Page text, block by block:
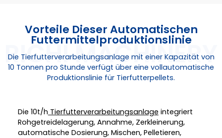
Vorteile Dieser Automatischen
Futtermittelproduktionslinie
Die Tierfutterverarbeitungsanlage mit einer Kapazität von
10 Tonnen pro Stunde verfügt über eine vollautomatische
Produktionslinie für Tierfutterpellets.
Die 10t/h Tierfutterverarbeitungsanlage integriert
Rohgetreidelagerung, Annahme, Zerkleinerung,
automatische Dosierung, Mischen, Pelletieren,